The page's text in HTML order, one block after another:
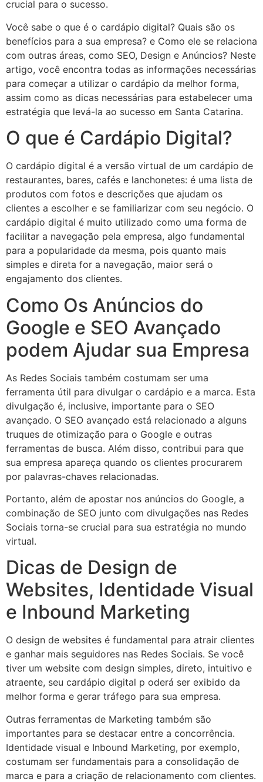
crucial para o sucesso.
Você sabe o que é o cardápio digital? Quais são os
benefícios para a sua empresa? e Como ele se relaciona
com outras áreas, como SEO, Design e Anúncios? Neste
artigo, você encontra todas as informações necessárias
para começar a utilizar o cardápio da melhor forma,
assim como as dicas necessárias para estabelecer uma
estratégia que levá-la ao sucesso em Santa Catarina.
O que é Cardápio Digital?
O cardápio digital é a versão virtual de um cardápio de
restaurantes, bares, cafés e lanchonetes: é uma lista de
produtos com fotos e descrições que ajudam os
clientes a escolher e se familiarizar com seu negócio. O
cardápio digital é muito utilizado como uma forma de
facilitar a navegação pela empresa, algo fundamental
para a popularidade da mesma, pois quanto mais
simples e direta for a navegação, maior será o
engajamento dos clientes.
Como Os Anúncios do
Google e SEO Avançado
podem Ajudar sua Empresa
As Redes Sociais também costumam ser uma
ferramenta útil para divulgar o cardápio e a marca. Esta
divulgação é, inclusive, importante para o SEO
avançado. O SEO avançado está relacionado a alguns
truques de otimização para o Google e outras
ferramentas de busca. Além disso, contribui para que
sua empresa apareça quando os clientes procurarem
por palavras-chaves relacionadas.
Portanto, além de apostar nos anúncios do Google, a
combinação de SEO junto com divulgações nas Redes
Sociais torna-se crucial para sua estratégia no mundo
virtual.
Dicas de Design de
Websites, Identidade Visual
e Inbound Marketing
O design de websites é fundamental para atrair clientes
e ganhar mais seguidores nas Redes Sociais. Se você
tiver um website com design simples, direto, intuitivo e
atraente, seu cardápio digital p oderá ser exibido da
melhor forma e gerar tráfego para sua empresa.
Outras ferramentas de Marketing também são
importantes para se destacar entre a concorrência.
Identidade visual e Inbound Marketing, por exemplo,
costumam ser fundamentais para a consolidação de
marca e para a criação de relacionamento com clientes.